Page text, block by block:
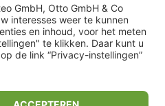
limango.de limango.pl